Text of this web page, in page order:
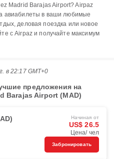
Madrid Barajas Airport? Airpaz
авиабилеты в ваши любимые
деловая поездка или новое
с Airpaz и получайте максимум
в 22:17 GMT+0
предложения на
Barajas Airport (MAD)
Начиная от
US$ 26.5
Цена/ чел
Забронировать